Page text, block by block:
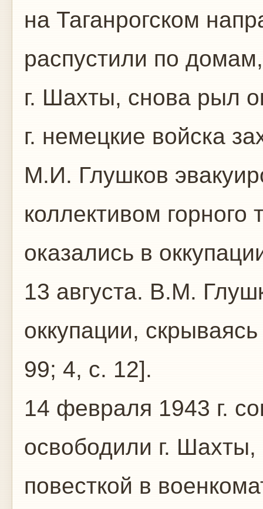
на Таганрогском
распустили по
г. Шахты, снова рыл
г. немецкие войска
М.И. Глушков
коллективом горного
оказались в
13 августа. В.М.
оккупации,
99; 4, с. 12].
14 февраля 1943 г.
освободили г.
повесткой в